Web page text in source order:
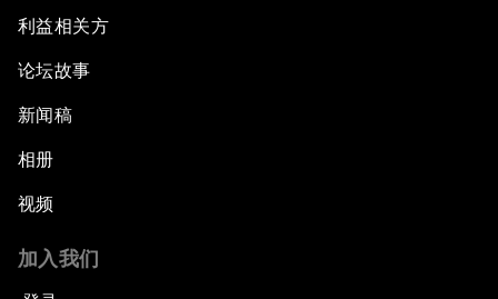
利益相关方
论坛故事
新闻稿
相册
视频
加入我们